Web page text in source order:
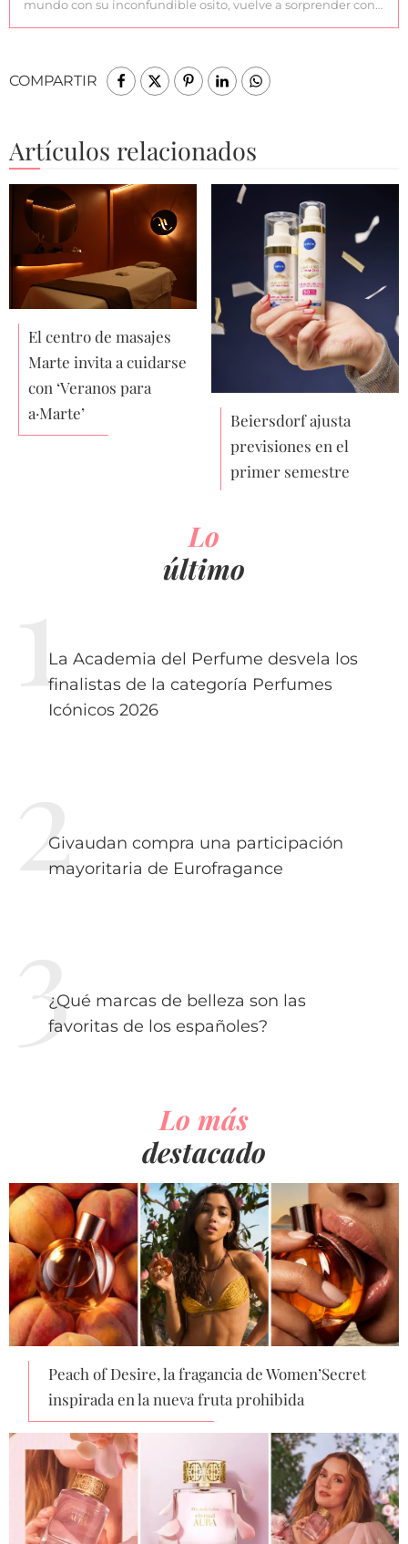
mundo con su inconfundible osito, vuelve a sorprender con…
COMPARTIR
Artículos relacionados
El centro de masajes
Marte invita a cuidarse
con ‘Veranos para
a·Marte’
Beiersdorf ajusta
previsiones en el
primer semestre
Lo
último
La Academia del Perfume desvela los
finalistas de la categoría Perfumes
Icónicos 2026
Givaudan compra una participación
mayoritaria de Eurofragance
¿Qué marcas de belleza son las
favoritas de los españoles?
Lo más
destacado
Peach of Desire, la fragancia de Women’Secret
inspirada en la nueva fruta prohibida